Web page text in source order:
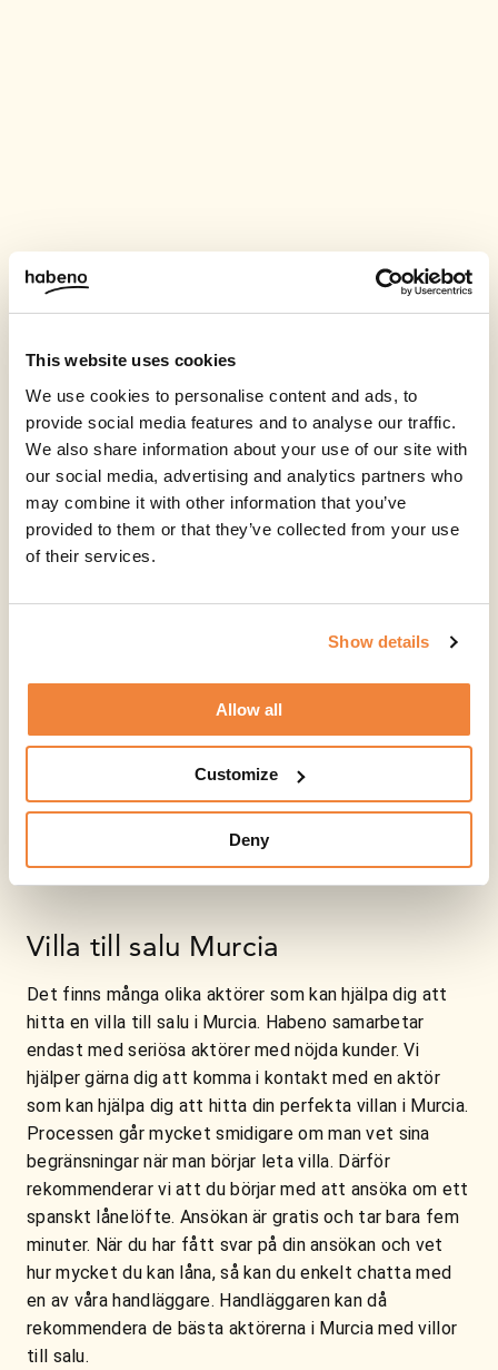
This website uses cookies
We use cookies to personalise content and ads, to
provide social media features and to analyse our traffic.
We also share information about your use of our site with
our social media, advertising and analytics partners who
may combine it with other information that you’ve
provided to them or that they’ve collected from your use
of their services.
Show details
Allow all
Customize
Deny
Villa till salu Murcia
Det finns många olika aktörer som kan hjälpa dig att
hitta en villa till salu i Murcia. Habeno samarbetar
endast med seriösa aktörer med nöjda kunder. Vi
hjälper gärna dig att komma i kontakt med en aktör
som kan hjälpa dig att hitta din perfekta villan i Murcia.
Processen går mycket smidigare om man vet sina
begränsningar när man börjar leta villa. Därför
rekommenderar vi att du börjar med att ansöka om ett
spanskt lånelöfte. Ansökan är gratis och tar bara fem
minuter. När du har fått svar på din ansökan och vet
hur mycket du kan låna, så kan du enkelt chatta med
en av våra handläggare. Handläggaren kan då
rekommendera de bästa aktörerna i Murcia med villor
till salu.